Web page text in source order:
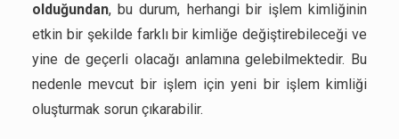
olduğundan, bu durum, herhangi bir işlem kimliğinin
etkin bir şekilde farklı bir kimliğe değiştirebileceği ve
yine de geçerli olacağı anlamına gelebilmektedir. Bu
nedenle mevcut bir işlem için yeni bir işlem kimliği
oluşturmak sorun çıkarabilir.